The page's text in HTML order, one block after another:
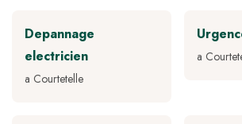
Depannage
electricien
a Courtetelle
a